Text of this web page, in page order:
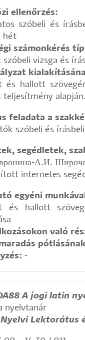
ellenőrzés:
szóbeli és
hét
számonkérés
szóbeli vizsga és
és hallott
alapján.
feladata a
szóbeli és
segédletek,
А.И.
internetes
egyéni
és hallott
való
-
A jogi latin
nyelvtanár
Lektorátus